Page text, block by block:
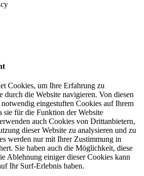
Cookies, um Ihre Erfahrung zu
durch die Website navigieren. Von diesen
eingestuften Cookies auf Ihrem
sie für die Funktion der Website
auch Cookies von Drittanbietern,
dieser Website zu analysieren und zu
werden nur mit Ihrer Zustimmung in
Sie haben auch die Möglichkeit, diese
Ablehnung einiger dieser Cookies kann
Ihr Surf-Erlebnis haben.